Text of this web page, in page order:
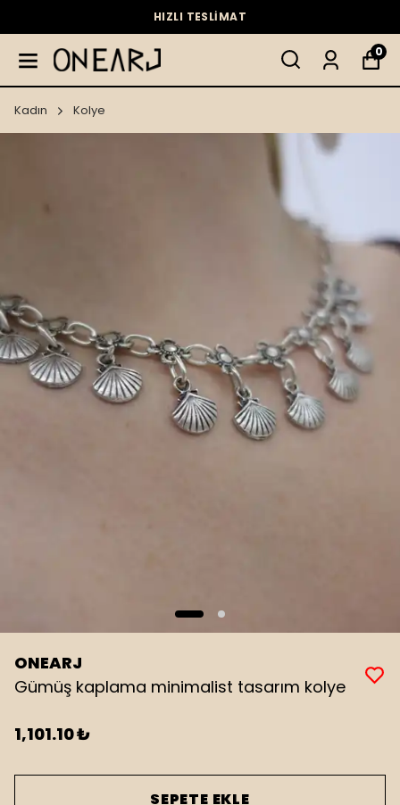
HIZLI TESLİMAT
0
Kadın Kolye
ONEARJ
Gümüş kaplama minimalist tasarım kolye
1,101.10 ₺
SEPETE EKLE